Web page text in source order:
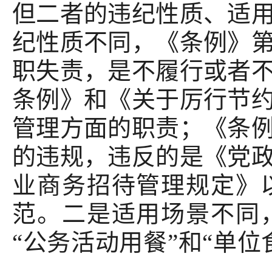
但二者的违纪性质、适
纪性质不同，《条例》
职失责，是不履行或者
条例》和《关于厉行节
管理方面的职责；《条
的违规，违反的是《党
业商务招待管理规定》
范。二是适用场景不同
“公务活动用餐”和“单